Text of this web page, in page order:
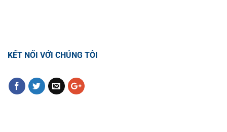
KẾT NỐI VỚI CHÚNG TÔI